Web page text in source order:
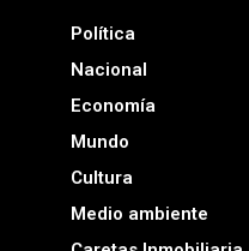
Política
Nacional
Economía
Mundo
Cultura
Medio ambiente